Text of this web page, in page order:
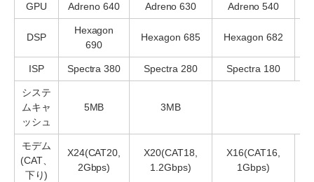
GPU Adreno 640 Adreno 630 Adreno 540
DSP
Hexagon
690
Hexagon 685 Hexagon 682
ISP Spectra 380 Spectra 280 Spectra 180
システ
ムキャ
ッシュ
5MB 3MB
モデム
(CAT、
下り)
X24(CAT20,
2Gbps)
X20(CAT18,
1.2Gbps)
X16(CAT16,
1Gbps)